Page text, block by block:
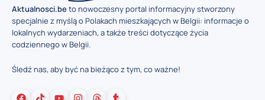
Aktualnosci.beto nowoczesny portal informacyjny stworzony
specjalnie z myślą o Polakach mieszkających w Belgii: informacje o
lokalnych wydarzeniach, a także treści dotyczące życia
codziennego w Belgii.
Śledź nas, aby być na bieżąco z tym, co ważne!